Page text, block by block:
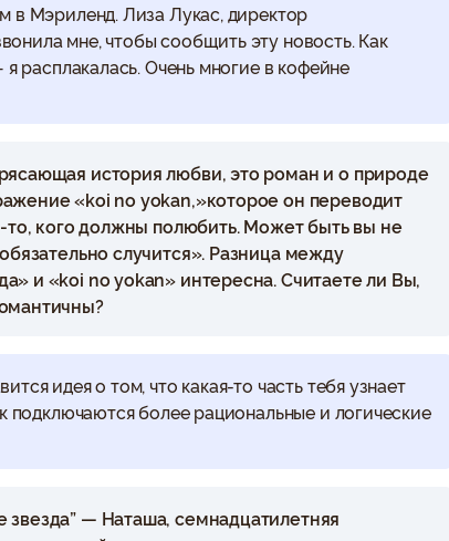
в Мэриленд. Лиза Лукас, директор
мне, чтобы сообщить эту новость. Как
расплакалась. Очень многие в кофейне
история любви, это роман и о природе
«koi no yokan,»которое он переводит
то, кого должны полюбить. Может быть вы не
случится». Разница между
и «koi no yokan» интересна. Считаете ли Вы,
идея о том, что какая-то часть тебя узнает
подключаются более рациональные и логические
— Наташа, семнадцатилетняя